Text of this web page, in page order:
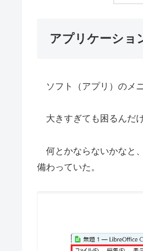
アプリケーショ
ソフト（アプリ）のメ
大きすぎても困るんだけ
何とかならないかなと
備わっていた。